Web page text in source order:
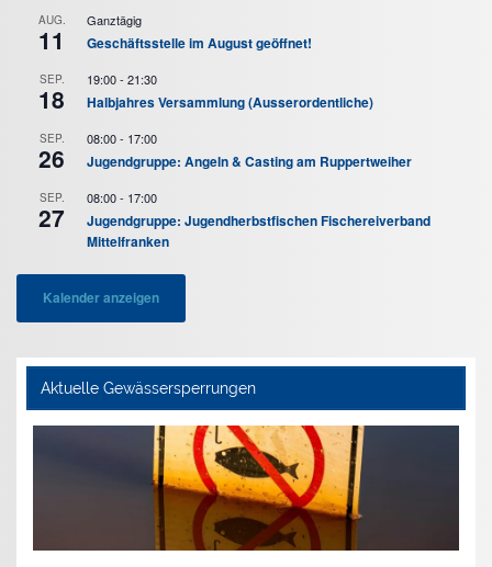
AUG.
11
Ganztägig
Geschäftsstelle im August geöffnet!
SEP.
18
19:00-21:30
Halbjahres Versammlung (Ausserordentliche)
SEP.
26
08:00- 17:00
Jugendgruppe: Angeln & Casting am Ruppertweiher
SEP.
27
08:00- 17:00
Jugendgruppe: Jugendherbstfischen Fischereiverband
Mittelfranken
Kalender anzeigen
Aktuelle Gewässersperrungen